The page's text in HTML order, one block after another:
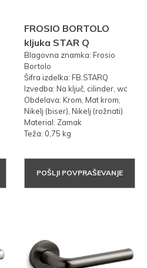
FROSIO BORTOLO
kljuka STAR Q
Blagovna znamka: Frosio
Bortolo
Šifra izdelka: FB.STARQ
Izvedba: Na ključ, cilinder, wc
Obdelava: Krom, Mat krom,
Nikelj (biser), Nikelj (rožnati)
Material: Zamak
Teža: 0,75 kg
POŠLJI POVPRAŠEVANJE